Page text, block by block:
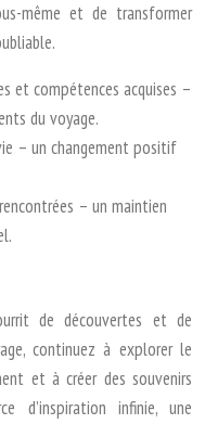
même et de transformer
et compétences acquises –
du voyage.
– un changement positif
– un maintien
de découvertes et de
continuez à explorer le
et à créer des souvenirs
d’inspiration infinie, une